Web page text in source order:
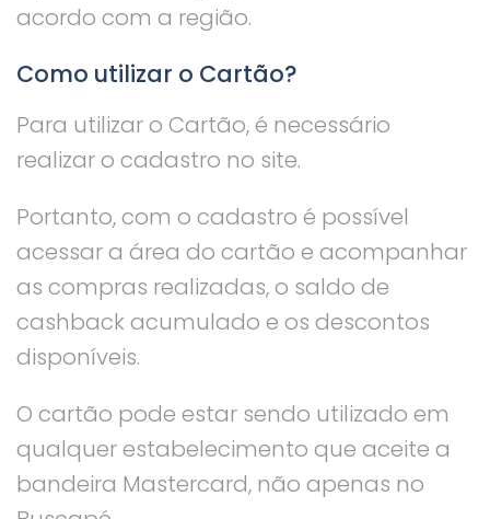
acordo com a região.
Como utilizar o Cartão?
Para utilizar o Cartão, é necessário
realizar o cadastro no site.
Portanto, com o cadastro é possível
acessar a área do cartão e acompanhar
as compras realizadas, o saldo de
cashback acumulado e os descontos
disponíveis.
O cartão pode estar sendo utilizado em
qualquer estabelecimento que aceite a
bandeira Mastercard, não apenas no